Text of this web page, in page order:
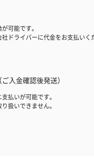
梱してお届けいたします。
可能です。
ドライバーに代金をお支払いく
入金確認後発送）
払いが可能です。
扱いできません。